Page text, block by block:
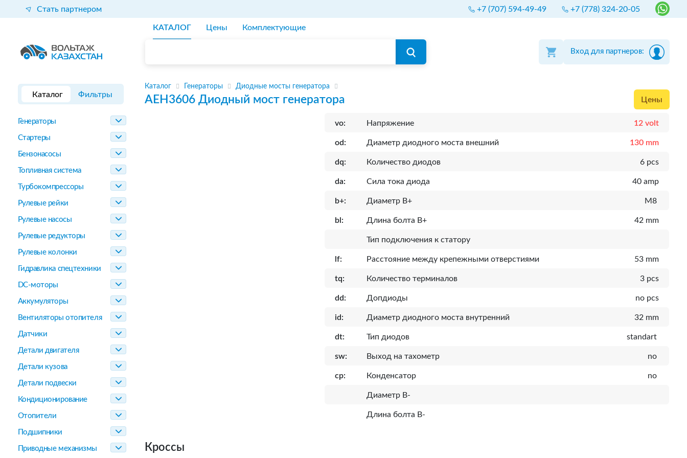
Стать партнером +7 (707) 594-49-49 +7 (778) 324-20-05
КАТАЛОГ Цены Комплектующие
Вход для партнеров:
Каталог Фильтры
Генераторы
Стартеры
Бензонасосы
Топливная система
Турбокомпрессоры
Рулевые рейки
Рулевые насосы
Рулевые редукторы
Рулевые колонки
Гидравлика спецтехники
DC-моторы
Аккумуляторы
Вентиляторы отопителя
Датчики
Детали двигателя
Детали кузова
Детали подвески
Кондиционирование
Отопители
Подшипники
Приводные механизмы
Каталог Генераторы Диодные мосты генератора
AEH3606 Диодный мост генератора Цены
vo: Напряжение 12 volt
od: Диаметр диодного моста внешний 130 mm
dq: Количество диодов 6 pcs
da: Сила тока диода 40 amp
b+: Диаметр B+ M8
bl: Длина болта B+ 42 mm
Тип подключения к статору
lf: Расcтояние между крепежными отверстиями 53 mm
tq: Количество терминалов 3 pcs
dd: Допдиоды no pcs
id: Диаметр диодного моста внутренний 32 mm
dt: Тип диодов standart
sw: Выход на тахометр no
cp: Конденсатор no
Диаметр B-
Длина болта B-
Кроссы